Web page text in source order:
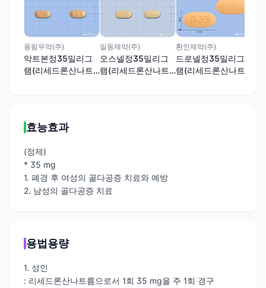
풍림무약(주)
악트본정35밀리그
램(리세드론산나트
일동제약(주)
오스넬정35밀리그
램(리세드론산나트
환인제약(주)
드로넬정35밀리그
램(리세드론산나트
효능효과
(정제)
* 35 mg
1. 폐경 후 여성의 골다공증 치료와 예방
2. 남성의 골다공증 치료
용법용량
1. 성인
: 리세드론산나트륨으로서 1회 35 mg을 주 1회 경구